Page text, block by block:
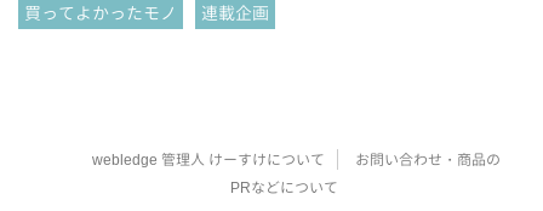
買ってよかったモノ
連載企画
webledge 管理人 けーすけについて
お問い合わせ・商品の
PRなどについて